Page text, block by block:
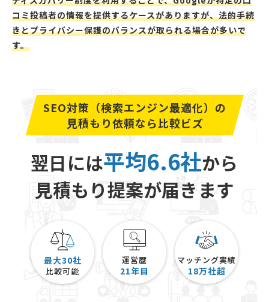
コミ投稿者の情報を提供するケースがありますが、法的手続
きとプライバシー保護のバランスが取られる場合が多いで
す。
SEO対策（検索エンジン最適化）の
見積もり依頼なら比較ビズ
翌日には平均6.6社から
見積もり提案が届きます
最大30社
比較可能
運営歴
21年目
マッチング実績
18万社超